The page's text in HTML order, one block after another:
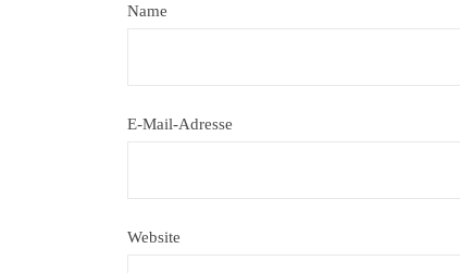
Name
E-Mail-Adresse
Website